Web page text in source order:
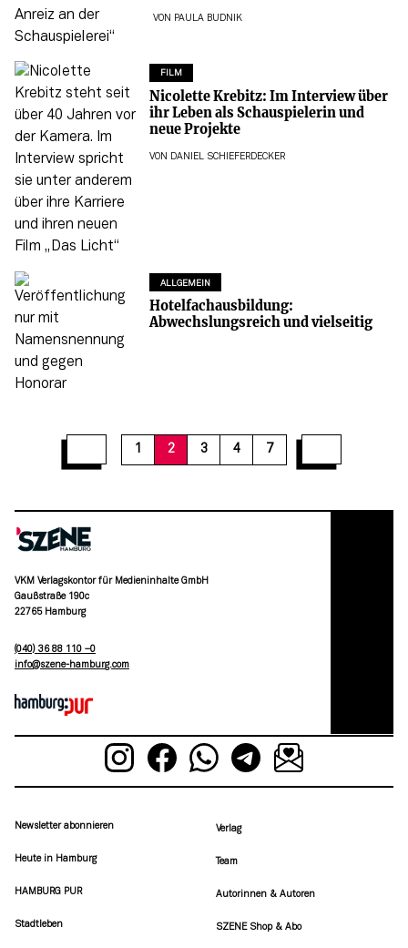
VON PAULA BUDNIK
FILM
Nicolette Krebitz: Im Interview über
ihr Leben als Schauspielerin und
neue Projekte
VON DANIEL SCHIEFERDECKER
ALLGEMEIN
Hotelfachausbildung:
Abwechslungsreich und vielseitig
1 2 3 4 7
VKM Verlagskontor für Medieninhalte GmbH
Gaußstraße 190c
22765 Hamburg
(040) 36 88 110 –0
moc.grubmah-enezs@ofni
Newsletter abonnieren
Heute in Hamburg
HAMBURG PUR
Stadtleben
Verlag
Team
Autorinnen & Autoren
SZENE Shop & Abo